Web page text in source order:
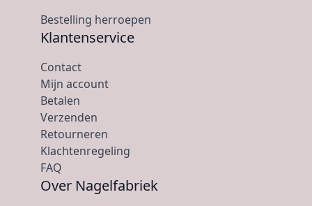
Bestelling herroepen
Klantenservice
Contact
Mijn account
Betalen
Verzenden
Retourneren
Klachtenregeling
FAQ
Over Nagelfabriek